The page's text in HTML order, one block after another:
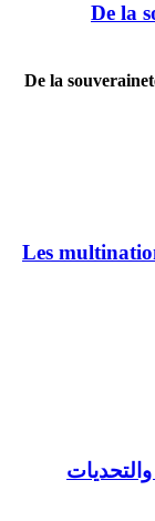
« De
De la
« Les